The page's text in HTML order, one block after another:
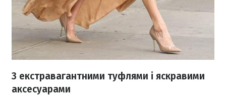
З екстравагантними туфлями і яскравими
аксесуарами